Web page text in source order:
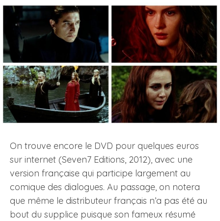
On trouve encore le DVD pour quelques euros
sur internet (Seven7 Editions, 2012), avec une
version française qui participe largement au
comique des dialogues. Au passage, on notera
que même le distributeur français n’a pas été au
bout du supplice puisque son fameux résumé